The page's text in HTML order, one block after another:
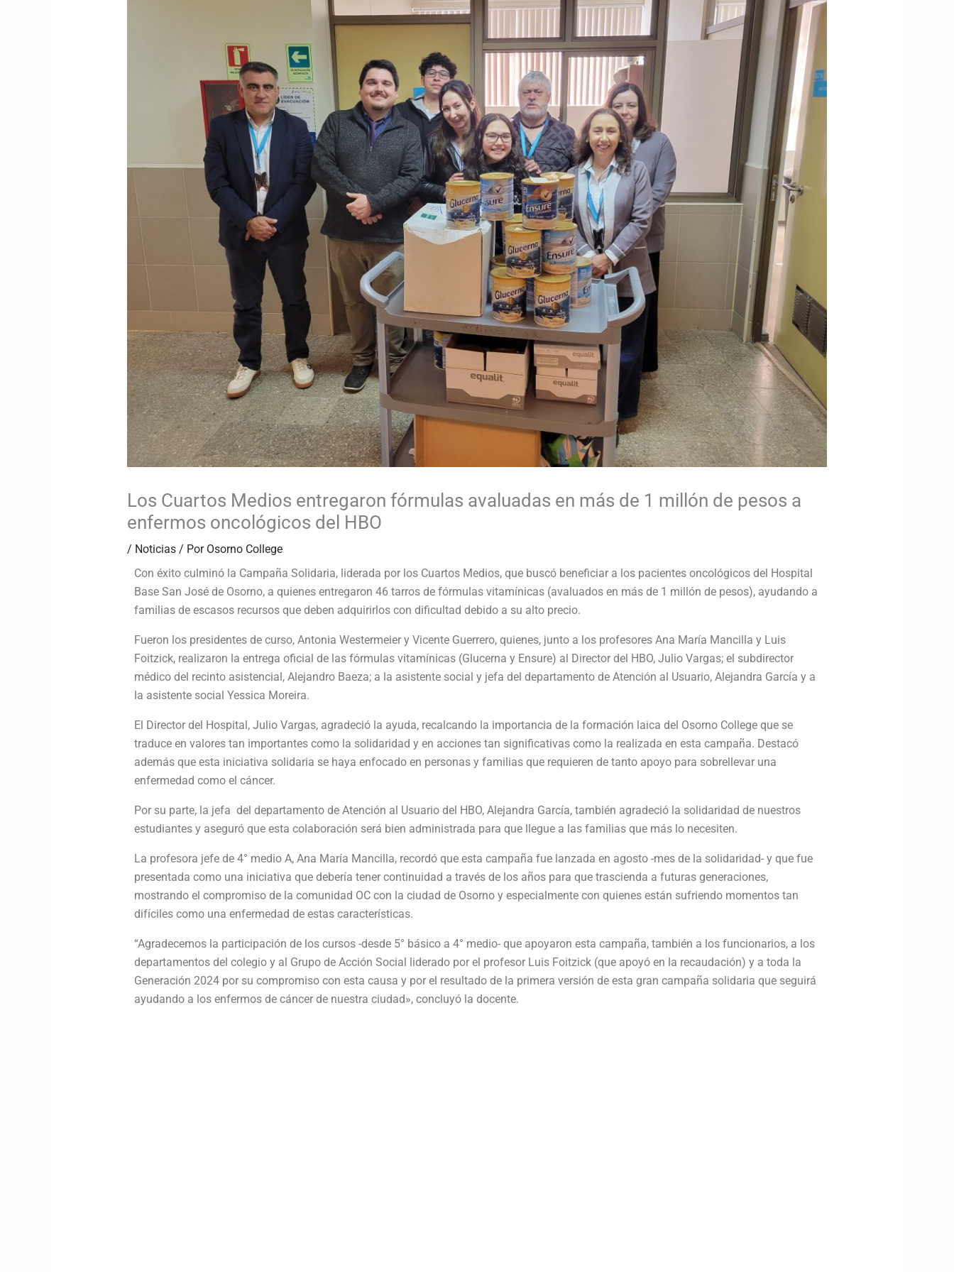
Los Cuartos Medios entregaron fórmulas avaluadas en más de 1 millón de pesos a
enfermos oncológicos del HBO
/ Noticias/ Por Osorno College
Con éxito culminó la Campaña Solidaria, liderada por los Cuartos Medios, que buscó beneficiar a los pacientes oncológicos del Hospital
Base San José de Osorno, a quienes entregaron 46 tarros de fórmulas vitamínicas (avaluados en más de 1 millón de pesos), ayudando a
familias de escasos recursos que deben adquirirlos con dificultad debido a su alto precio.
Fueron los presidentes de curso, Antonia Westermeier y Vicente Guerrero, quienes, junto a los profesores Ana María Mancilla y Luis
Foitzick, realizaron la entrega oficial de las fórmulas vitamínicas (Glucerna y Ensure) al Director del HBO, Julio Vargas; el subdirector
médico del recinto asistencial, Alejandro Baeza; a la asistente social y jefa del departamento de Atención al Usuario, Alejandra García y a
la asistente social Yessica Moreira.
El Director del Hospital, Julio Vargas, agradeció la ayuda, recalcando la importancia de la formación laica del Osorno College que se
traduce en valores tan importantes como la solidaridad y en acciones tan significativas como la realizada en esta campaña. Destacó
además que esta iniciativa solidaria se haya enfocado en personas y familias que requieren de tanto apoyo para sobrellevar una
enfermedad como el cáncer.
Por su parte, la jefa del departamento de Atención al Usuario del HBO, Alejandra García, también agradeció la solidaridad de nuestros
estudiantes y aseguró que esta colaboración será bien administrada para que llegue a las familias que más lo necesiten.
La profesora jefe de 4° medio A, Ana María Mancilla, recordó que esta campaña fue lanzada en agosto -mes de la solidaridad- y que fue
presentada como una iniciativa que debería tener continuidad a través de los años para que trascienda a futuras generaciones,
mostrando el compromiso de la comunidad OC con la ciudad de Osorno y especialmente con quienes están sufriendo momentos tan
difíciles como una enfermedad de estas características.
“Agradecemos la participación de los cursos -desde 5° básico a 4° medio- que apoyaron esta campaña, también a los funcionarios, a los
departamentos del colegio y al Grupo de Acción Social liderado por el profesor Luis Foitzick (que apoyó en la recaudación) y a toda la
Generación 2024 por su compromiso con esta causa y por el resultado de la primera versión de esta gran campaña solidaria que seguirá
ayudando a los enfermos de cáncer de nuestra ciudad», concluyó la docente.